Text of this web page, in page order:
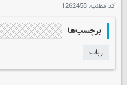
کد مطلب: 1262458
برچسب‌ها
ربات